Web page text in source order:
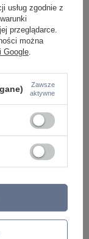
usług zgodnie z
przeglądarce.
można
Google.
Zawsze
aktywne